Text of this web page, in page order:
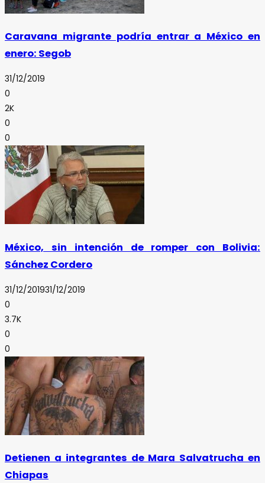
Caravana migrante podría entrar a México en
enero: Segob
31/12/2019
0
2K
0
0
México, sin intención de romper con Bolivia:
Sánchez Cordero
31/12/201931/12/2019
0
3.7K
0
0
Detienen a integrantes de Mara Salvatrucha en
Chiapas